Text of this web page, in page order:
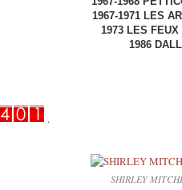
1967-1971 LES
1973 LES
1986
.
SHIRLEY